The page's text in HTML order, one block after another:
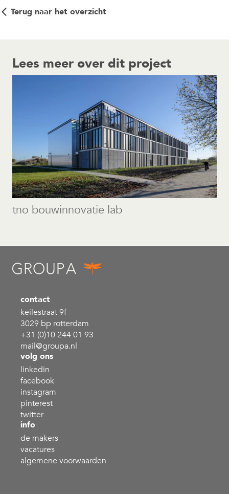
Terug naar het overzicht
Lees meer over dit project
tno bouwinnovatie lab
contact
keilestraat 9f
3029 bp rotterdam
+31 (0)10 244 01 93
mail@groupa.nl
volg ons
linkedin
facebook
instagram
pinterest
twitter
info
de makers
vacatures
algemene voorwaarden